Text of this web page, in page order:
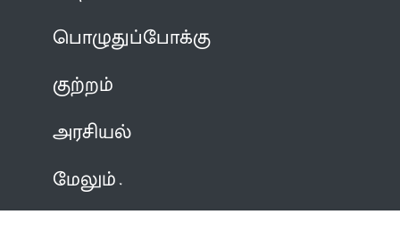
பொழுதுப்போக்கு
குற்றம்
அரசியல்
மேலும்